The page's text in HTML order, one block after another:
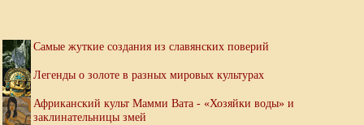
Самые жуткие создания из славянских поверий
Легенды о золоте в разных мировых культурах
Африканский культ Мамми Вата - «Хозяйки воды» и
заклинательницы змей